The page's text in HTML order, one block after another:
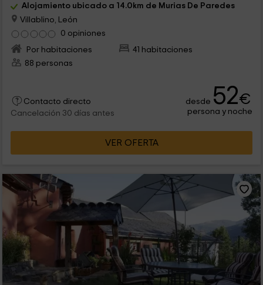
Alojamiento ubicado a 14.0km de Murias De Paredes
Villablino, León
0 opiniones
Por habitaciones
41 habitaciones
88 personas
Contacto directo
Cancelación 30 días antes
desde 52€
persona y noche
VER OFERTA